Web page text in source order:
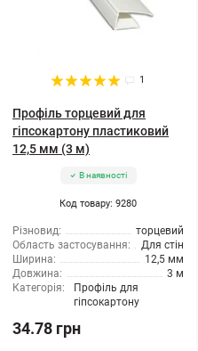
1
Профіль торцевий для
гіпсокартону пластиковий
12,5 мм (3 м)
В наявності
Код товару: 9280
Різновид:
торцевий
Область застосування:
Для стін
Ширина:
12,5 мм
Довжина:
3 м
Категорія:
Профіль для
гіпсокартону
34.78 грн